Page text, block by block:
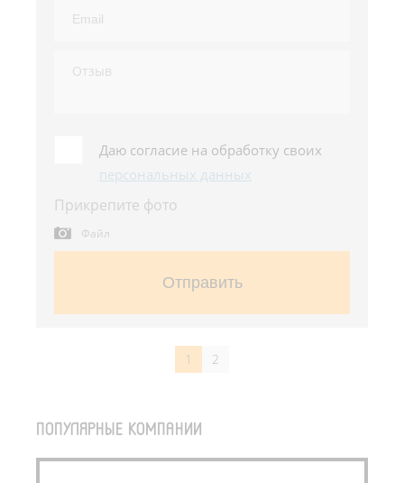
Даю согласие на обработку своих
персональных данных
Прикрепите фото
Файл
Отправить
1 2
ПОПУЛЯРНЫЕ КОМПАНИИ